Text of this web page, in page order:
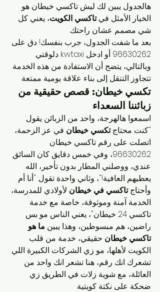
هالجدول يبين لك ليش تاكسي خيطان هو
الخيار الأمثل في تاكسي الكويت، يعني كل
شي مصمم عشان راحتك.
بعد ما شفت الجدول، جرب بنفسك! دق على
96630262 أو ادخل kwtaxi دلوقتي.
وبالتالي، يتضح أن الاستفادة من هذه الخدمة
تتجاوز التنقل إلى بناء علاقة يومية ممتعة.
تكسي خيطان: قصص حقيقية من
زبائننا السعداء
اسمعوا هالهرجة، واحد من الزبائن يقول:
"كنت محتاج تكسي خيطان في عز الزحمة،
اتصلت على رقم تاكسي خيطان
96630262، وفي خمس دقايق كان السائق
عندي، ووصلني المطار بدون تأخير، الله
يعطيهم العافية!"، وثاني واحدة تقول: "أنا أم
وأحتاج تاكسي في خيطان لأولادي للمدرسة،
الخدمة آمنة وموثوقة، خاصة مع خدمة
تاكسي 24 خيطان"، يعني الناس مو بس
راضين، هم مبسوطين، وهذا يبين ما هو
تاكسي خيطان حقيقي، خدمة من قلب
الكويت لأهلها، مو زي الشركات الكبيرة اللي
تشعرك انك رقم، هنا تشعر انك واحد من
العائلة، مع شوية زلات في الطريق زي
ضحكة على نكتة كويتية.